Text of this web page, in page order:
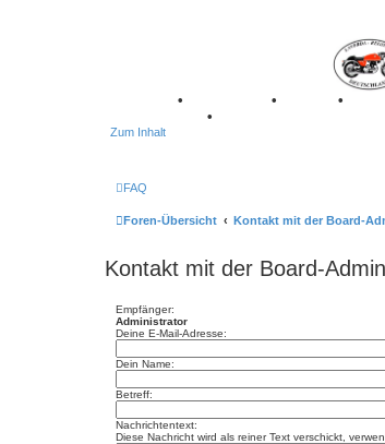
• • •
•
Zum Inhalt
FAQ
Foren-Übersicht Kontakt mit der Board-
Kontakt mit der Board-
Empfänger:
Administrator
Deine E-Mail-Adresse:
Dein Name:
Betreff:
Nachrichtentext:
Diese Nachricht wird als reiner Text verschickt,